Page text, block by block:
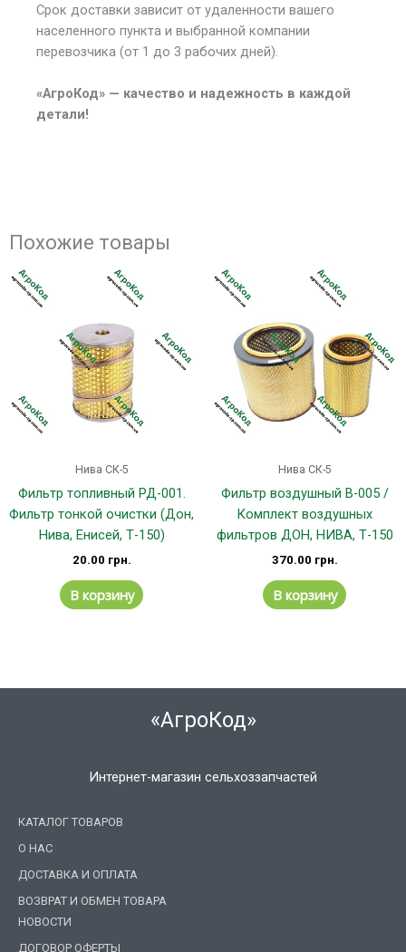
Срок доставки зависит от удаленности вашего
населенного пункта и выбранной компании
перевозчика (от 1 до 3 рабочих дней).
«АгроКод» — качество и надежность в каждой
детали!
Похожие товары
Нива СК-5
Фильтр топливный РД-001.
Фильтр тонкой очистки (Дон,
Нива, Енисей, Т-150)
20.00 грн.
В корзину
Нива СК-5
Фильтр воздушный В-005 /
Комплект воздушных
фильтров ДОН, НИВА, Т-150
370.00 грн.
В корзину
«АгроКод»
Интернет-магазин сельхоззапчастей
КАТАЛОГ ТОВАРОВ
О НАС
ДОСТАВКА И ОПЛАТА
ВОЗВРАТ И ОБМЕН ТОВАРА
НОВОСТИ
ДОГОВОР ОФЕРТЫ